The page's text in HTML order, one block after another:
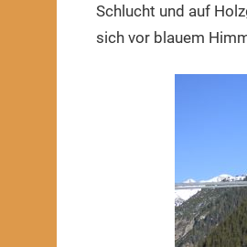
Schlucht und auf
sich vor blauem